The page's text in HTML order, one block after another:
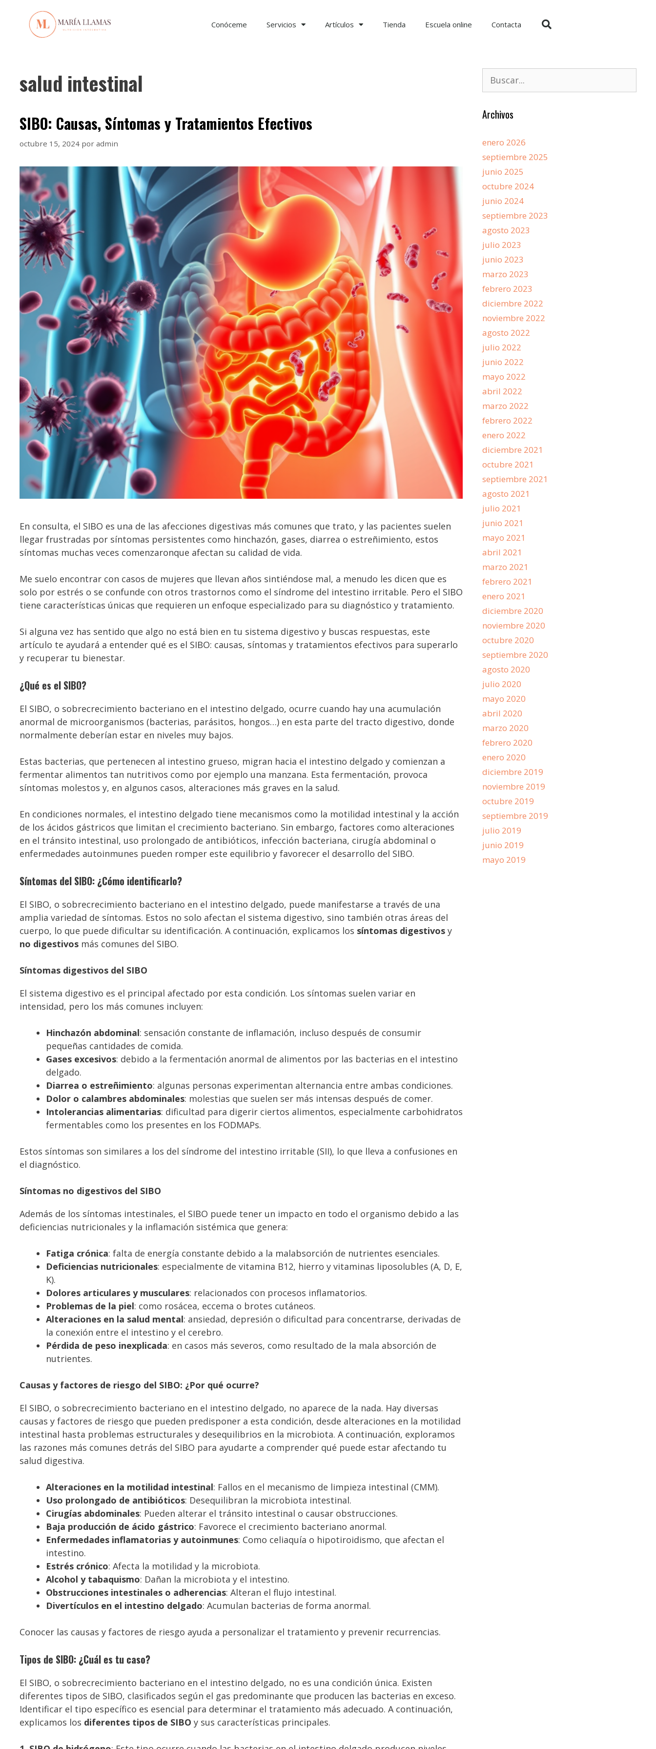
Conóceme Servicios Artículos Tienda Escuela online Contacta
salud intestinal
SIBO: Causas, Síntomas y Tratamientos Efectivos
octubre 15, 2024 por admin
En consulta, el SIBO es una de las afecciones digestivas más comunes que trato, y las pacientes suelen
llegar frustradas por síntomas persistentes como hinchazón, gases, diarrea o estreñimiento, estos
síntomas muchas veces comenzaronque afectan su calidad de vida.
Me suelo encontrar con casos de mujeres que llevan años sintiéndose mal, a menudo les dicen que es
solo por estrés o se confunde con otros trastornos como el síndrome del intestino irritable. Pero el SIBO
tiene características únicas que requieren un enfoque especializado para su diagnóstico y tratamiento.
Si alguna vez has sentido que algo no está bien en tu sistema digestivo y buscas respuestas, este
artículo te ayudará a entender qué es el SIBO: causas, síntomas y tratamientos efectivos para superarlo
y recuperar tu bienestar.
¿Qué es el SIBO?
El SIBO, o sobrecrecimiento bacteriano en el intestino delgado, ocurre cuando hay una acumulación
anormal de microorganismos (bacterias, parásitos, hongos…) en esta parte del tracto digestivo, donde
normalmente deberían estar en niveles muy bajos.
Estas bacterias, que pertenecen al intestino grueso, migran hacia el intestino delgado y comienzan a
fermentar alimentos tan nutritivos como por ejemplo una manzana. Esta fermentación, provoca
síntomas molestos y, en algunos casos, alteraciones más graves en la salud.
En condiciones normales, el intestino delgado tiene mecanismos como la motilidad intestinal y la acción
de los ácidos gástricos que limitan el crecimiento bacteriano. Sin embargo, factores como alteraciones
en el tránsito intestinal, uso prolongado de antibióticos, infección bacteriana, cirugía abdominal o
enfermedades autoinmunes pueden romper este equilibrio y favorecer el desarrollo del SIBO.
Síntomas del SIBO: ¿Cómo identificarlo?
El SIBO, o sobrecrecimiento bacteriano en el intestino delgado, puede manifestarse a través de una
amplia variedad de síntomas. Estos no solo afectan el sistema digestivo, sino también otras áreas del
cuerpo, lo que puede dificultar su identificación. A continuación, explicamos los síntomas digestivos y
no digestivos más comunes del SIBO.
Síntomas digestivos del SIBO
El sistema digestivo es el principal afectado por esta condición. Los síntomas suelen variar en
intensidad, pero los más comunes incluyen:
Hinchazón abdominal: sensación constante de inflamación, incluso después de consumir
pequeñas cantidades de comida.
Gases excesivos: debido a la fermentación anormal de alimentos por las bacterias en el intestino
delgado.
Diarrea o estreñimiento: algunas personas experimentan alternancia entre ambas condiciones.
Dolor o calambres abdominales: molestias que suelen ser más intensas después de comer.
Intolerancias alimentarias: dificultad para digerir ciertos alimentos, especialmente carbohidratos
fermentables como los presentes en los FODMAPs.
Estos síntomas son similares a los del síndrome del intestino irritable (SII), lo que lleva a confusiones en
el diagnóstico.
Síntomas no digestivos del SIBO
Además de los síntomas intestinales, el SIBO puede tener un impacto en todo el organismo debido a las
deficiencias nutricionales y la inflamación sistémica que genera:
Fatiga crónica: falta de energía constante debido a la malabsorción de nutrientes esenciales.
Deficiencias nutricionales: especialmente de vitamina B12, hierro y vitaminas liposolubles (A, D, E,
K).
Dolores articulares y musculares: relacionados con procesos inflamatorios.
Problemas de la piel: como rosácea, eccema o brotes cutáneos.
Alteraciones en la salud mental: ansiedad, depresión o dificultad para concentrarse, derivadas de
la conexión entre el intestino y el cerebro.
Pérdida de peso inexplicada: en casos más severos, como resultado de la mala absorción de
nutrientes.
Causas y factores de riesgo del SIBO: ¿Por qué ocurre?
El SIBO, o sobrecrecimiento bacteriano en el intestino delgado, no aparece de la nada. Hay diversas
causas y factores de riesgo que pueden predisponer a esta condición, desde alteraciones en la motilidad
intestinal hasta problemas estructurales y desequilibrios en la microbiota. A continuación, exploramos
las razones más comunes detrás del SIBO para ayudarte a comprender qué puede estar afectando tu
salud digestiva.
Alteraciones en la motilidad intestinal: Fallos en el mecanismo de limpieza intestinal (CMM).
Uso prolongado de antibióticos: Desequilibran la microbiota intestinal.
Cirugías abdominales: Pueden alterar el tránsito intestinal o causar obstrucciones.
Baja producción de ácido gástrico: Favorece el crecimiento bacteriano anormal.
Enfermedades inflamatorias y autoinmunes: Como celiaquía o hipotiroidismo, que afectan el
intestino.
Estrés crónico: Afecta la motilidad y la microbiota.
Alcohol y tabaquismo: Dañan la microbiota y el intestino.
Obstrucciones intestinales o adherencias: Alteran el flujo intestinal.
Divertículos en el intestino delgado: Acumulan bacterias de forma anormal.
Conocer las causas y factores de riesgo ayuda a personalizar el tratamiento y prevenir recurrencias.
Tipos de SIBO: ¿Cuál es tu caso?
El SIBO, o sobrecrecimiento bacteriano en el intestino delgado, no es una condición única. Existen
diferentes tipos de SIBO, clasificados según el gas predominante que producen las bacterias en exceso.
Identificar el tipo específico es esencial para determinar el tratamiento más adecuado. A continuación,
explicamos los diferentes tipos de SIBO y sus características principales.
Archivos
enero 2026
septiembre 2025
junio 2025
octubre 2024
junio 2024
septiembre 2023
agosto 2023
julio 2023
junio 2023
marzo 2023
febrero 2023
diciembre 2022
noviembre 2022
agosto 2022
julio 2022
junio 2022
mayo 2022
abril 2022
marzo 2022
febrero 2022
enero 2022
diciembre 2021
octubre 2021
septiembre 2021
agosto 2021
julio 2021
junio 2021
mayo 2021
abril 2021
marzo 2021
febrero 2021
enero 2021
diciembre 2020
noviembre 2020
octubre 2020
septiembre 2020
agosto 2020
julio 2020
mayo 2020
abril 2020
marzo 2020
febrero 2020
enero 2020
diciembre 2019
noviembre 2019
octubre 2019
septiembre 2019
julio 2019
junio 2019
mayo 2019